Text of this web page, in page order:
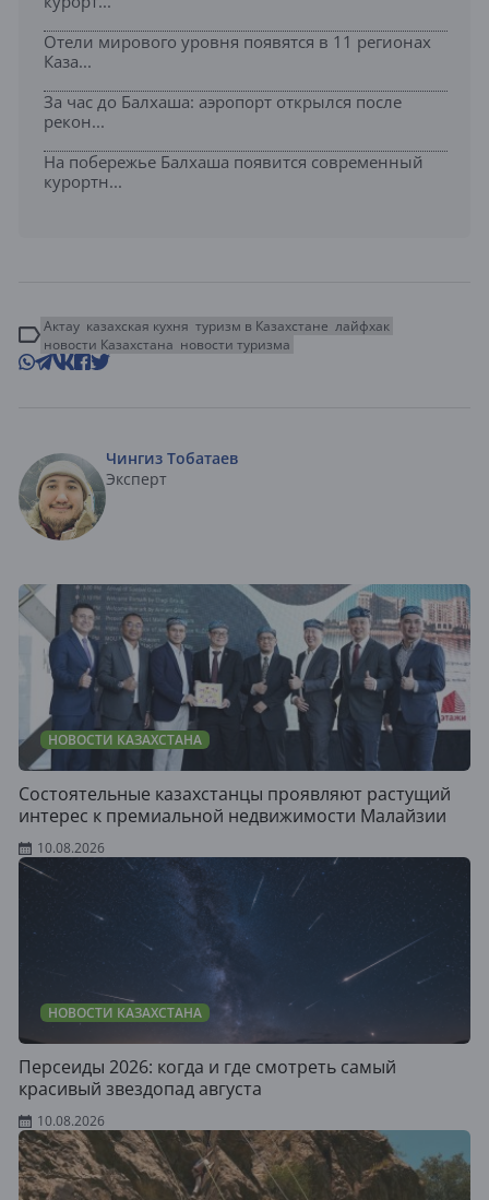
Отели мирового уровня появятся в 11 регионах
Каза...
За час до Балхаша: аэропорт открылся после
рекон...
На побережье Балхаша появится современный
курортн...
Актау казахская кухня туризм в Казахстане лайфхак
новости Казахстана новости туризма
Чингиз Тобатаев
Эксперт
НОВОСТИ КАЗАХСТАНА
Состоятельные казахстанцы проявляют растущий
интерес к премиальной недвижимости Малайзии
10.08.2026
НОВОСТИ КАЗАХСТАНА
Персеиды 2026: когда и где смотреть самый
красивый звездопад августа
10.08.2026